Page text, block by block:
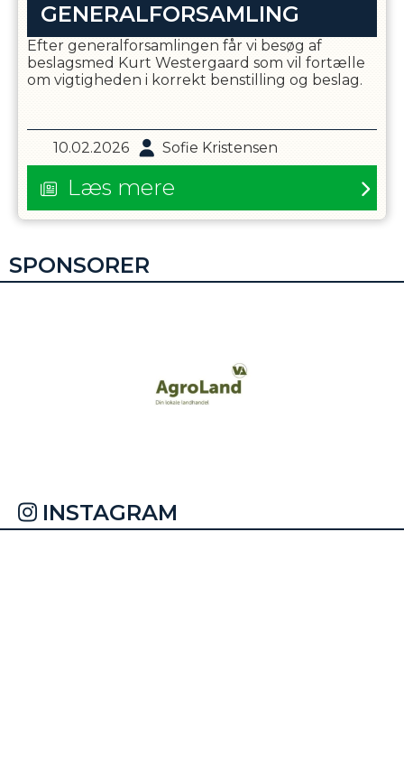
GENERALFORSAMLING
Efter generalforsamlingen får vi besøg af
beslagsmed Kurt Westergaard som vil fortælle
om vigtigheden i korrekt benstilling og beslag.
10.02.2026 Sofie Kristensen
Læs mere
SPONSORER
INSTAGRAM